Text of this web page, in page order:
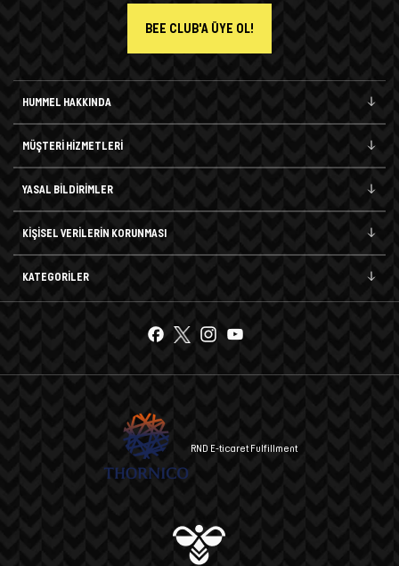
HUMMEL HAKKINDA
MÜŞTERİ HİZMETLERİ
YASAL BİLDİRİMLER
KİŞİSEL VERİLERİN KORUNMASI
KATEGORİLER
BEE CLUB'A ÜYE OL!
RND E-ticaret Fulfillment